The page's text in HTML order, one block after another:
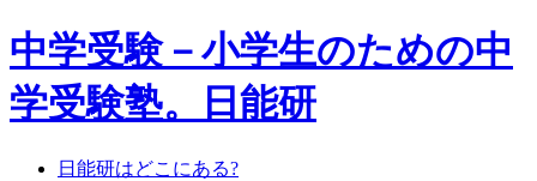
中学受験－小学生のための中
学受験塾。日能研
日能研はどこにある?